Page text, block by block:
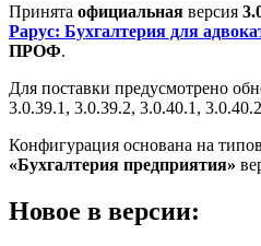
Принята официальная версия
Рарус: Бухгалтерия для
ПРОФ.
Для поставки предусмотрено
3.0.39.1, 3.0.39.2, 3.0.40.1,
Конфигурация основана на
«Бухгалтерия предприятия»
Новое в версии: